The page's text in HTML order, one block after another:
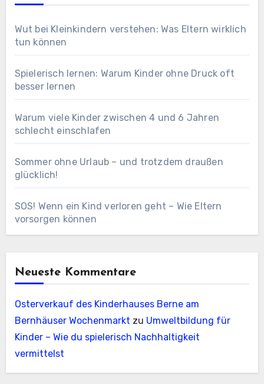
Wut bei Kleinkindern verstehen: Was Eltern wirklich
tun können
Spielerisch lernen: Warum Kinder ohne Druck oft
besser lernen
Warum viele Kinder zwischen 4 und 6 Jahren
schlecht einschlafen
Sommer ohne Urlaub – und trotzdem draußen
glücklich!
SOS! Wenn ein Kind verloren geht – Wie Eltern
vorsorgen können
Neueste Kommentare
Osterverkauf des Kinderhauses Berne am
Bernhäuser Wochenmarkt zu Umweltbildung für
Kinder – Wie du spielerisch Nachhaltigkeit
vermittelst